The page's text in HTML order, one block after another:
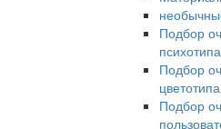
Подбор
психотипа
Подбор
цветотипа
Подбор